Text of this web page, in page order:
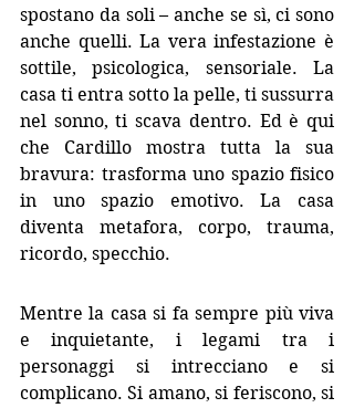
spostano da soli – anche se sì, ci sono
anche quelli. La vera infestazione è
sottile, psicologica, sensoriale. La
casa ti entra sotto la pelle, ti sussurra
nel sonno, ti scava dentro. Ed è qui
che Cardillo mostra tutta la sua
bravura: trasforma uno spazio fisico
in uno spazio emotivo. La casa
diventa metafora, corpo, trauma,
ricordo, specchio.
Mentre la casa si fa sempre più viva
e inquietante, i legami tra i
personaggi si intrecciano e si
complicano. Si amano, si feriscono, si